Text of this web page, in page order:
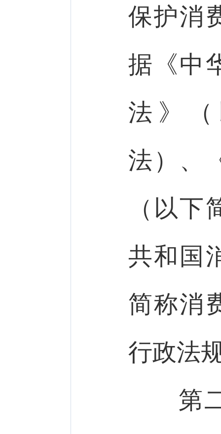
保护消
据《中
法》
法）、
（以
共和国
简称消
行政法
第